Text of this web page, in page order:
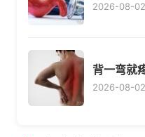
2026-08-02
背一弯就
2026-08-02